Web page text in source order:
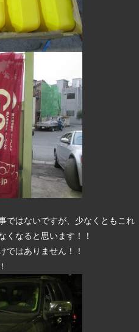
ではないですが、少なくともこれ
くなると思います！！
ではありません！！